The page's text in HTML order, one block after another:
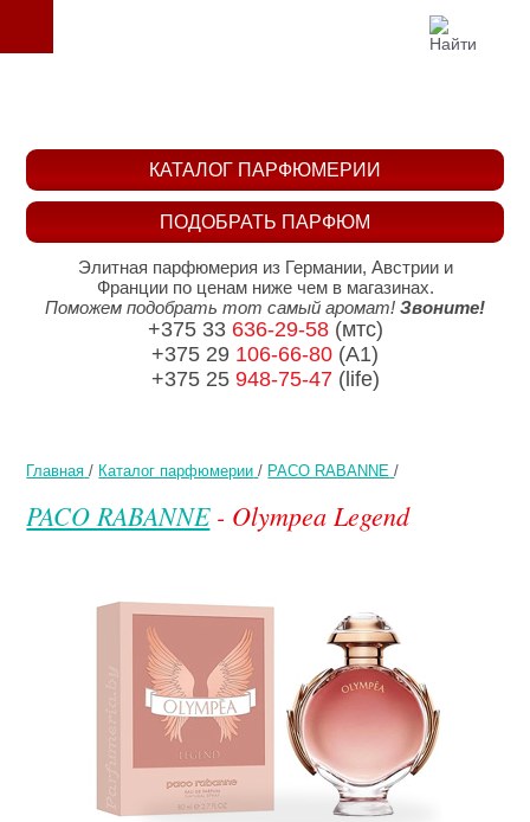
Главная / Каталог парфюмерии / PACO RABANNE /
PACO RABANNE- Olympea Legend
ПОДОБРАТЬ ПАРФЮМ
КАТАЛОГ ПАРФЮМЕРИИ
Элитная парфюмерия из Германии, Австрии и
Франции по ценам ниже чем в магазинах.
Поможем подобрать тот самый аромат! Звоните!
+375 33 636-29-58(мтс)
+375 29 106-66-80 (A1)
+375 25 948-75-47(life)